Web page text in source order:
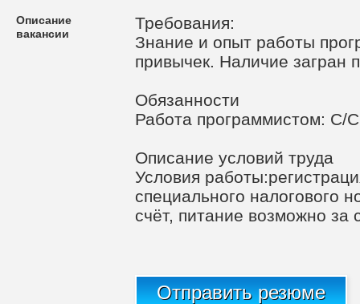
Описание
вакансии
Требования:
Знание и опыт работы
привычек. Наличие загран
Обязанности
Работа программистом: С/
Описание условий труда
Условия
специального налогового
счёт, питание возможно за
Отправить резюме